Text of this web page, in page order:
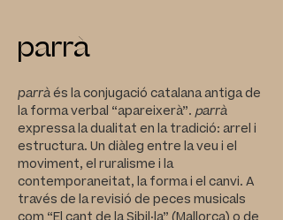
parrà
parràés la conjugació catalana antiga de
laforma verbal “apareixerà”. parrà
expressala dualitat en la tradició: arrel i
estructura. Un diàleg entre la veu i el
moviment, el ruralisme i la
contemporaneitat, laforma i el canvi. A
través de la revisió de peces musicals